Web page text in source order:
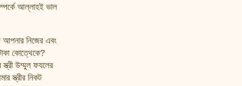
আল্লাহই ভাল
নিজের এবং
কোত্থেকে?
উম্মুল ফযলের
স্ত্রীর নিকট